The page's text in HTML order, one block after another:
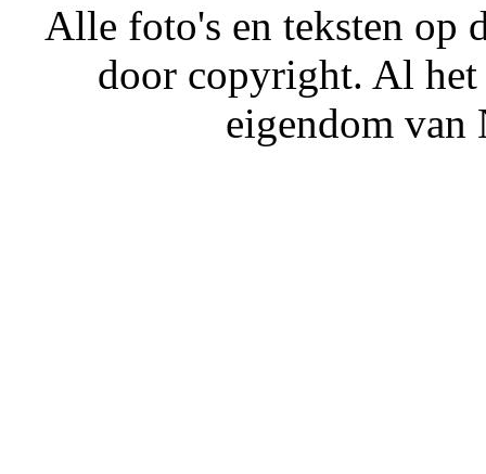
Alle foto's en teksten op
door copyright. Al het
eigendom